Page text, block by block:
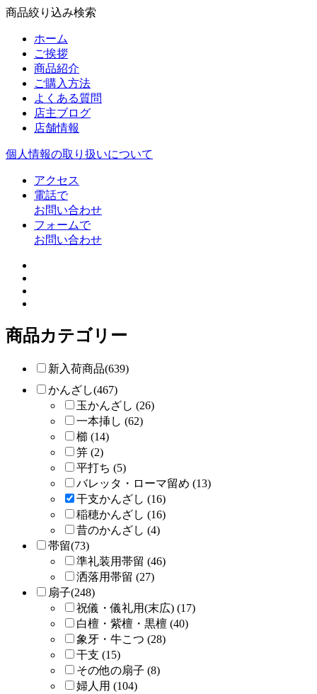
商品絞り込み検索
ホーム
ご挨拶
商品紹介
ご購入方法
よくある質問
店主ブログ
店舗情報
個人情報の取り扱いについて
アクセス
電話で
お問い合わせ
フォームで
お問い合わせ
商品カテゴリー
新入荷商品(639)
かんざし(467)
玉かんざし (26)
一本挿し (62)
櫛 (14)
笄 (2)
平打ち (5)
バレッタ・ローマ留め (13)
干支かんざし (16)
稲穂かんざし (16)
昔のかんざし (4)
帯留(73)
準礼装用帯留 (46)
洒落用帯留 (27)
扇子(248)
祝儀・儀礼用(末広) (17)
白檀・紫檀・黒檀 (40)
象牙・牛こつ (28)
干支 (15)
その他の扇子 (8)
婦人用 (104)